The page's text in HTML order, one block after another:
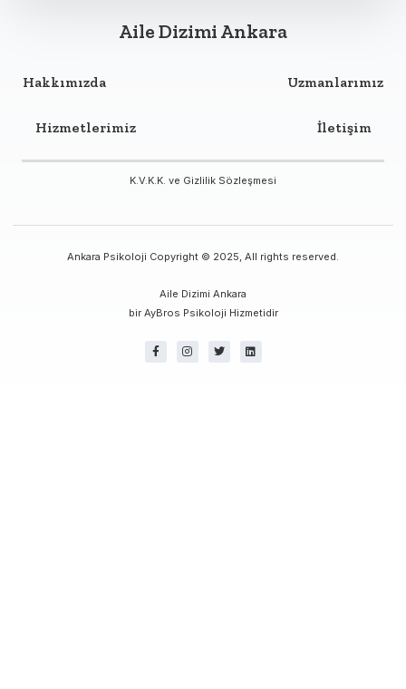
Aile Dizimi Ankara
Hakkımızda Uzmanlarımız
Hizmetlerimiz İletişim
K.V.K.K. ve Gizlilik Sözleşmesi
Ankara Psikoloji Copyright © 2025, All rights reserved.
Aile Dizimi Ankara
bir AyBros Psikoloji Hizmetidir